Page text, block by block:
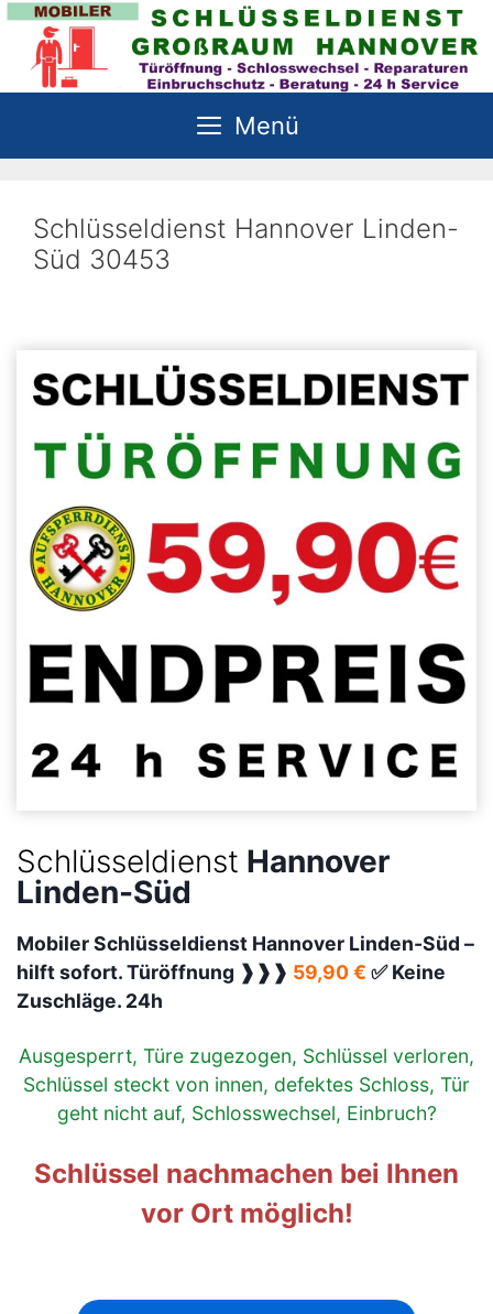
Zum
Inhalt
springen
Menü
Schlüsseldienst Hannover Linden-
Süd 30453
Schlüsseldienst Hannover
Linden-Süd
Mobiler Schlüsseldienst Hannover Linden-Süd –
hilft sofort. Türöffnung ❱❱❱ 59,90 € ✅ Keine
Zuschläge. 24h
Ausgesperrt, Türe zugezogen, Schlüssel verloren,
Schlüssel steckt von innen, defektes Schloss, Tür
geht nicht auf, Schlosswechsel, Einbruch?
Schlüssel nachmachen bei Ihnen
vor Ort möglich!